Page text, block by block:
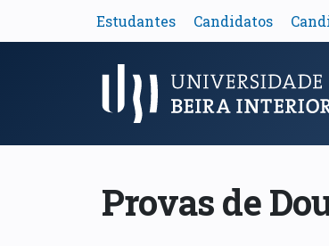
Estudantes Candidatos
Menu Principal
Provas de